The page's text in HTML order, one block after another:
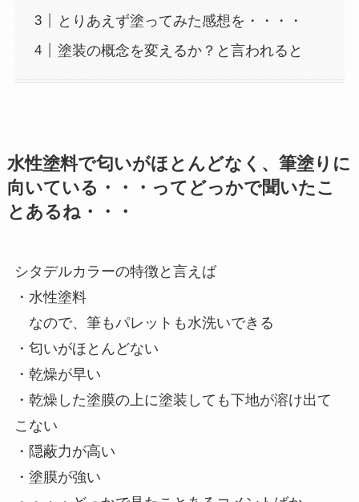
とりあえず塗ってみた感想を・・・・
塗装の概念を変えるか？と言われると
水性塗料で匂いがほとんどなく、筆塗りに
向いている・・・ってどっかで聞いたこ
とあるね・・・
シタデルカラーの特徴と言えば
・水性塗料
なので、筆もパレットも水洗いできる
・匂いがほとんどない
・乾燥が早い
・乾燥した塗膜の上に塗装しても下地が溶け出て
こない
・隠蔽力が高い
・塗膜が強い